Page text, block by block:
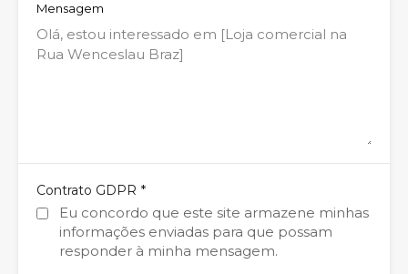
Mensagem
Contrato GDPR *
Eu concordo que este site armazene minhas
informações enviadas para que possam
responder à minha mensagem.